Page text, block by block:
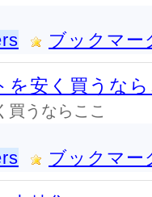
ブックマー
を安く買うな
買うならここ
ブックマー